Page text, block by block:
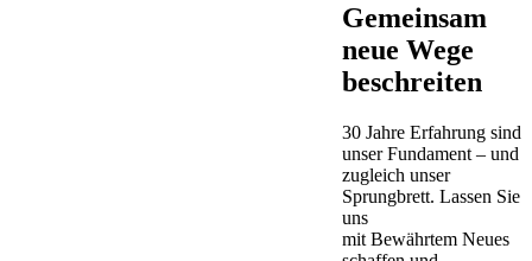
Gemeinsam
neue Wege
beschreiten
30 Jahre Erfahrung sind
unser Fundament – und
zugleich unser
Sprungbrett. Lassen Sie
uns
mit Bewährtem Neues